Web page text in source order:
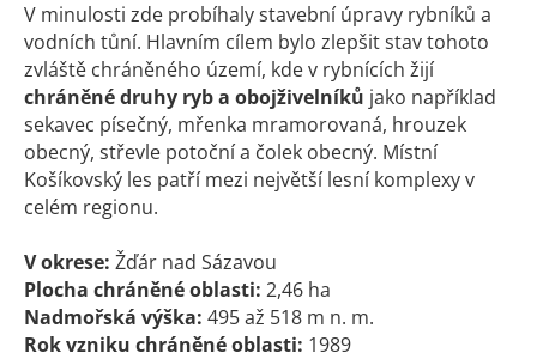
V minulosti zde probíhaly stavební úpravy rybníků a
vodních tůní. Hlavním cílem bylo zlepšit stav tohoto
zvláště chráněného území, kde v rybnících žijí
chráněné druhy ryb a obojživelníků jako například
sekavec písečný, mřenka mramorovaná, hrouzek
obecný, střevle potoční a čolek obecný. Místní
Košíkovský les patří mezi největší lesní komplexy v
celém regionu.
V okrese: Žďár nad Sázavou
Plocha chráněné oblasti: 2,46 ha
Nadmořská výška: 495 až 518 m n. m.
Rok vzniku chráněné oblasti: 1989